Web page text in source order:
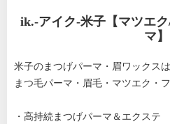
ik.-アイク-米子【マツエ
マ】
米子のまつげパーマ・眉ワックスは
まつ毛パーマ・眉毛・マツエク・
・高持続まつげパーマ＆エクステ